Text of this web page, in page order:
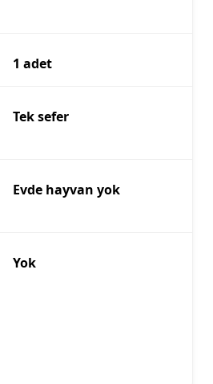
1 adet
Tek sefer
Evde hayvan yok
Yok